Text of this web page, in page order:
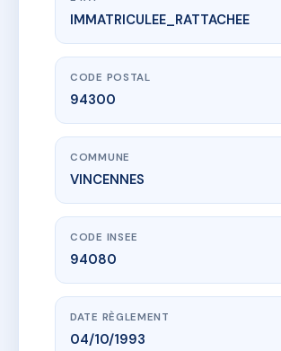
www.vme.plus/AD6936066
SDC 45 LAGNY
45 r de lagny94300 VINCENNES
IMMATRICULEE_RATTACHEE
CODE POSTAL
94300
COMMUNE
VINCENNES
CODE INSEE
94080
DATE RÈGLEMENT
04/10/1993